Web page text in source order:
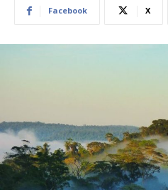
Facebook X